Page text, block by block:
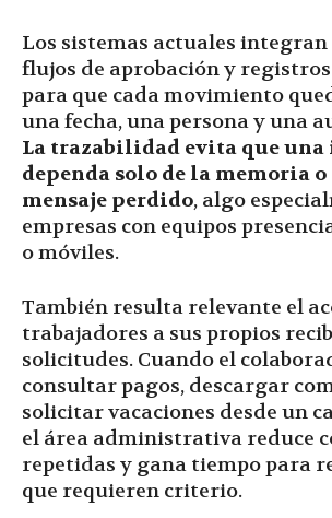
Los sistemas actuales
flujos de aprobación y
para que cada movimiento
una fecha, una persona y una
La trazabilidad evita que
dependa solo de la memoria o
mensaje perdido, algo
empresas con equipos
o móviles.
También resulta relevante el
trabajadores a sus propios
solicitudes. Cuando el
consultar pagos, descargar
solicitar vacaciones desde un
el área administrativa reduce
repetidas y gana tiempo para
que requieren criterio.